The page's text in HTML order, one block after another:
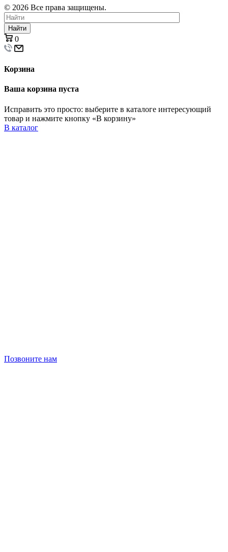
© 2026 Все права защищены.
Найти
0
Корзина
Ваша корзина пуста
Исправить это просто: выберите в каталоге интересующий
товар и нажмите кнопку «В корзину»
В каталог
Позвоните нам